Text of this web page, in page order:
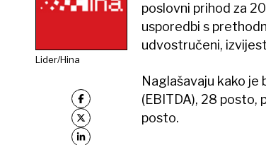
Lider/Hina
poslovni prihod za
usporedbi s
udvostručeni,
Naglašavaju kako
(EBITDA), 28 posto,
posto.